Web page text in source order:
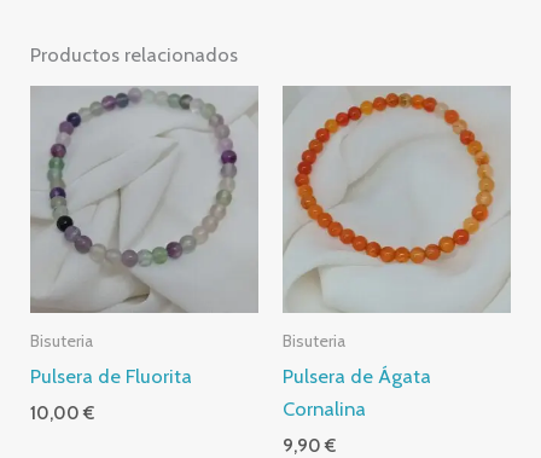
Productos relacionados
Bisuteria
Pulsera de Fluorita
10,00€
Bisuteria
Pulsera de Ágata
Cornalina
9,90€